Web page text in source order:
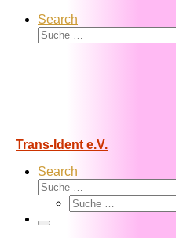
Search
Suche
Trans-Ident e.V.
Search
Suche
Suche
Menü